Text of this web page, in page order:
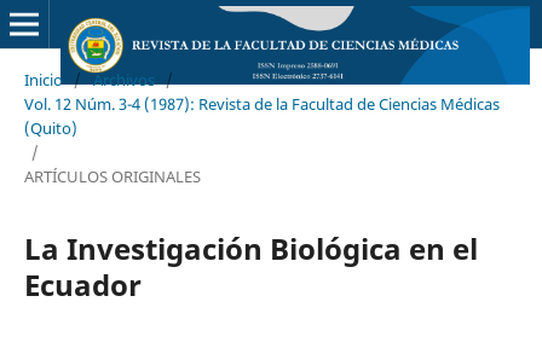
Inicio / Archivos /
Vol. 12 Núm. 3-4 (1987): Revista de la Facultad de Ciencias Médicas
(Quito)
/
ARTÍCULOS ORIGINALES
La Investigación Biológica en el
Ecuador